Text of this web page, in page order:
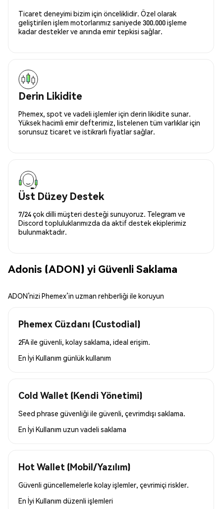
Ticaret deneyimi bizim için önceliklidir. Özel olarak
geliştirilen işlem motorlarımız saniyede 300.000 işleme
kadar destekler ve anında emir tepkisi sağlar.
Derin Likidite
Phemex, spot ve vadeli işlemler için derin likidite sunar.
Yüksek hacimli emir defterimiz, listelenen tüm varlıklar için
sorunsuz ticaret ve istikrarlı fiyatlar sağlar.
Üst Düzey Destek
7/24 çok dilli müşteri desteği sunuyoruz. Telegram ve
Discord topluluklarımızda da aktif destek ekiplerimiz
bulunmaktadır.
Adonis (ADON) yi Güvenli Saklama
ADON’nizi Phemex’in uzman rehberliği ile koruyun
Phemex Cüzdanı (Custodial)
2FA ile güvenli, kolay saklama, ideal erişim.
En İyi Kullanım günlük kullanım
Cold Wallet (Kendi Yönetimi)
Seed phrase güvenliği ile güvenli, çevrimdışı saklama.
En İyi Kullanım uzun vadeli saklama
Hot Wallet (Mobil/Yazılım)
Güvenli güncellemelerle kolay işlemler, çevrimiçi riskler.
En İyi Kullanım düzenli işlemleri